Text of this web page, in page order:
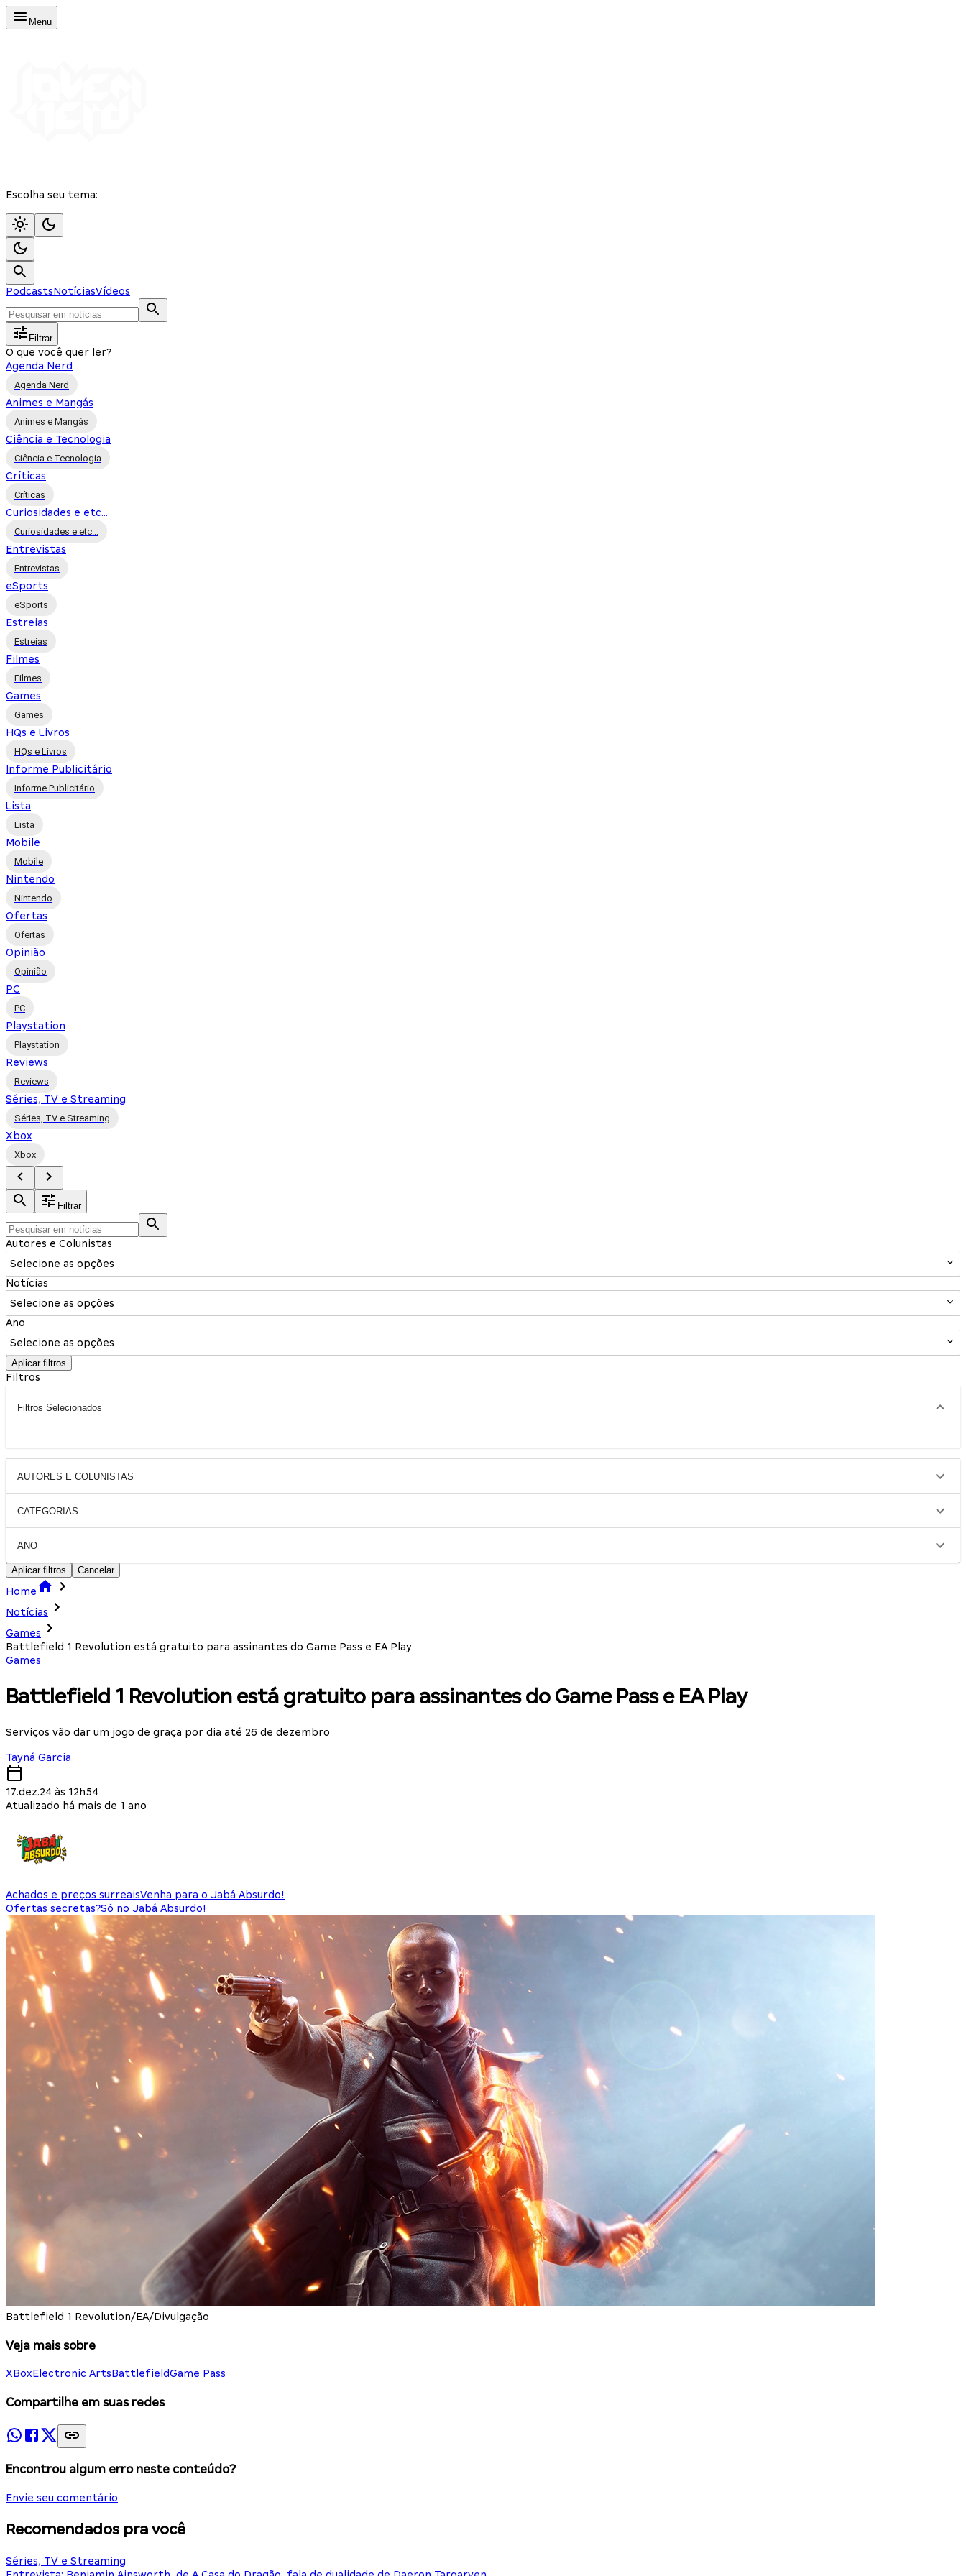
Menu
Escolha seu tema:
PodcastsNotíciasVídeos
Filtrar
O que você quer ler?
Agenda Nerd
Agenda Nerd
Animes e Mangás
Animes e Mangás
Ciência e Tecnologia
Ciência e Tecnologia
Críticas
Críticas
Curiosidades e etc...
Curiosidades e etc...
Entrevistas
Entrevistas
eSports
eSports
Estreias
Estreias
Filmes
Filmes
Games
Games
HQs e Livros
HQs e Livros
Informe Publicitário
Informe Publicitário
Lista
Lista
Mobile
Mobile
Nintendo
Nintendo
Ofertas
Ofertas
Opinião
Opinião
PC
PC
Playstation
Playstation
Reviews
Reviews
Séries, TV e Streaming
Séries, TV e Streaming
Xbox
Xbox
Filtrar
Autores e Colunistas
Selecione as opções
Notícias
Selecione as opções
Ano
Selecione as opções
Aplicar filtros
Filtros
Filtros Selecionados
AUTORES E COLUNISTAS
CATEGORIAS
ANO
Aplicar filtros Cancelar
Home
Notícias
Games
Battlefield 1 Revolution está gratuito para assinantes do Game Pass e EA Play
Games
Battlefield 1 Revolution está gratuito para assinantes do Game Pass e EA Play
Serviços vão dar um jogo de graça por dia até 26 de dezembro
Tayná Garcia
17.dez.24 às 12h54
Atualizado há mais de 1 ano
Achados e preços surreaisVenha para o Jabá Absurdo!
Ofertas secretas?Só no Jabá Absurdo!
Battlefield 1 Revolution/EA/Divulgação
Veja mais sobre
XBoxElectronic ArtsBattlefieldGame Pass
Compartilhe em suas redes
Encontrou algum erro neste conteúdo?
Envie seu comentário
Recomendados pra você
Séries, TV e Streaming